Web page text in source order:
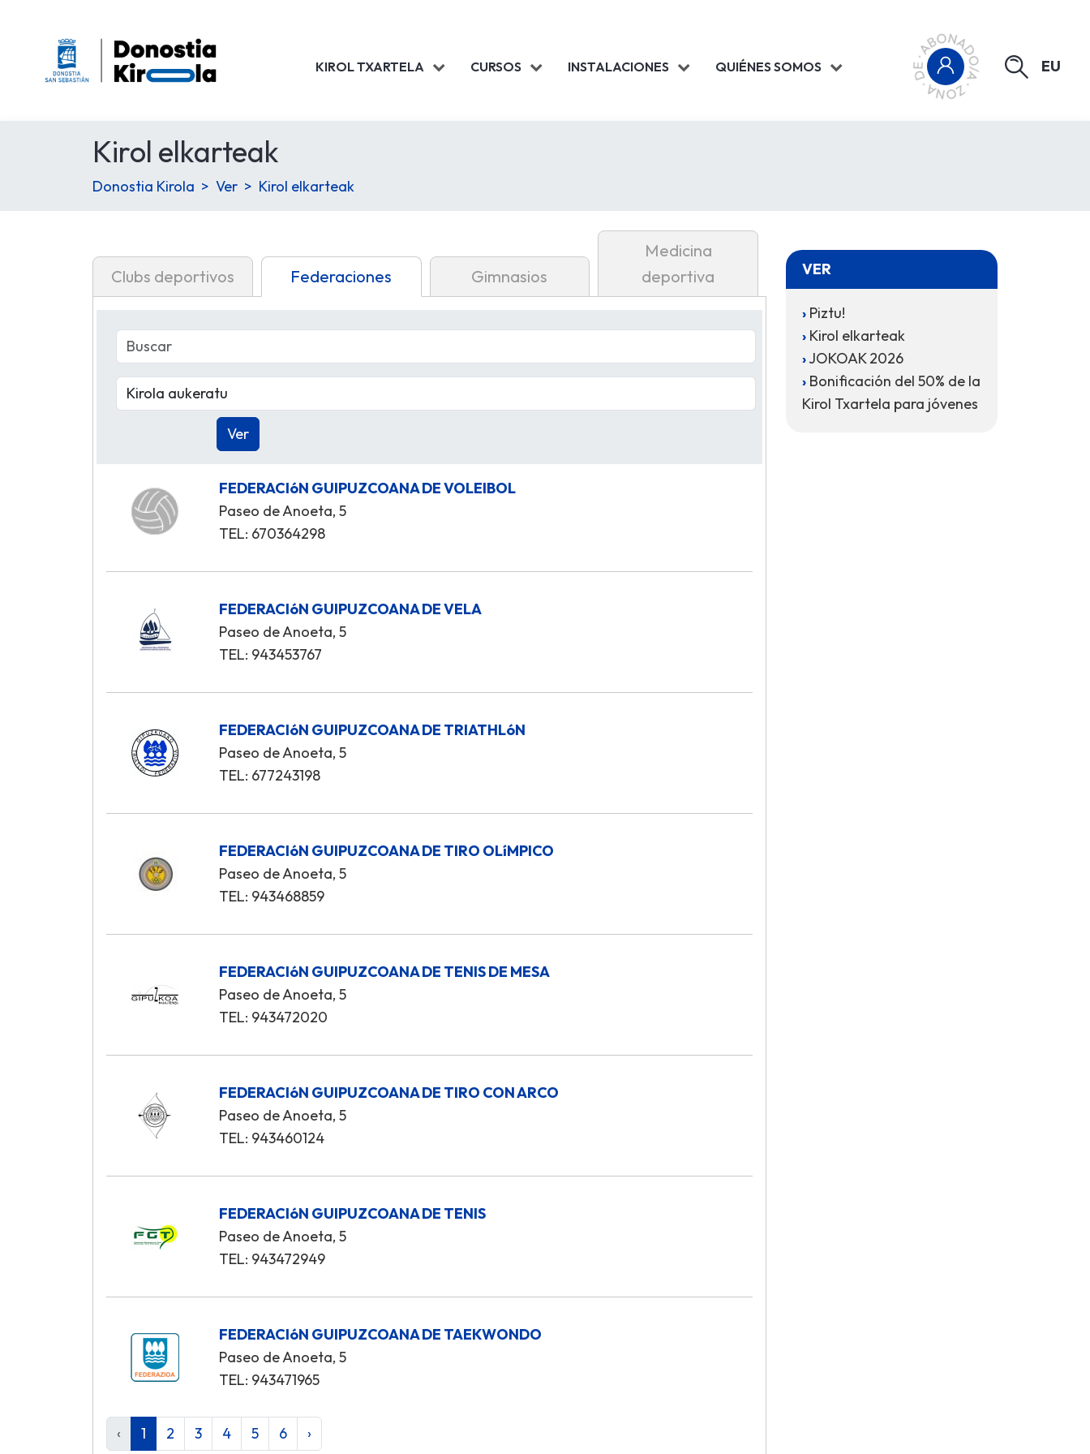
KIROL TXARTELA CURSOS INSTALACIONES QUIÉNES SOMOS EU
Kirol elkarteak
Donostia Kirola Ver Kirol elkarteak
Clubs deportivos Federaciones Gimnasios
Medicina
deportiva
FEDERACIóN GUIPUZCOANA DE VOLEIBOL
Paseo de Anoeta, 5
TEL: 670364298
FEDERACIóN GUIPUZCOANA DE VELA
Paseo de Anoeta, 5
TEL: 943453767
FEDERACIóN GUIPUZCOANA DE TRIATHLóN
Paseo de Anoeta, 5
TEL: 677243198
FEDERACIóN GUIPUZCOANA DE TIRO OLíMPICO
Paseo de Anoeta, 5
TEL: 943468859
FEDERACIóN GUIPUZCOANA DE TENIS DE MESA
Paseo de Anoeta, 5
TEL: 943472020
FEDERACIóN GUIPUZCOANA DE TIRO CON ARCO
Paseo de Anoeta, 5
TEL: 943460124
FEDERACIóN GUIPUZCOANA DE TENIS
Paseo de Anoeta, 5
TEL: 943472949
FEDERACIóN GUIPUZCOANA DE TAEKWONDO
Paseo de Anoeta, 5
TEL: 943471965
‹ 1 2 3 4 5 6 ›
VER
Piztu!
Kirol elkarteak
JOKOAK 2026
Bonificación del 50% de la
Kirol Txartela para jóvenes